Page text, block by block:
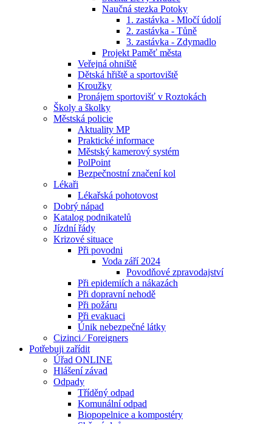
Naučná stezka Potoky
1. zastávka - Mločí údolí
2. zastávka - Tůně
3. zastávka - Zdymadlo
Projekt Paměť města
Veřejná ohniště
Dětská hřiště a sportoviště
Kroužky
Pronájem sportovišť v Roztokách
Školy a školky
Městská policie
Aktuality MP
Praktické informace
Městský kamerový systém
PolPoint
Bezpečnostní značení kol
Lékaři
Lékařská pohotovost
Dobrý nápad
Katalog podnikatelů
Jízdní řády
Krizové situace
Při povodni
Voda září 2024
Povodňové zpravodajství
Při epidemiích a nákazách
Při dopravní nehodě
Při požáru
Při evakuaci
Únik nebezpečné látky
Cizinci ⁄ Foreigners
Potřebuji zařídit
Úřad ONLINE
Hlášení závad
Odpady
Tříděný odpad
Komunální odpad
Biopopelnice a kompostéry